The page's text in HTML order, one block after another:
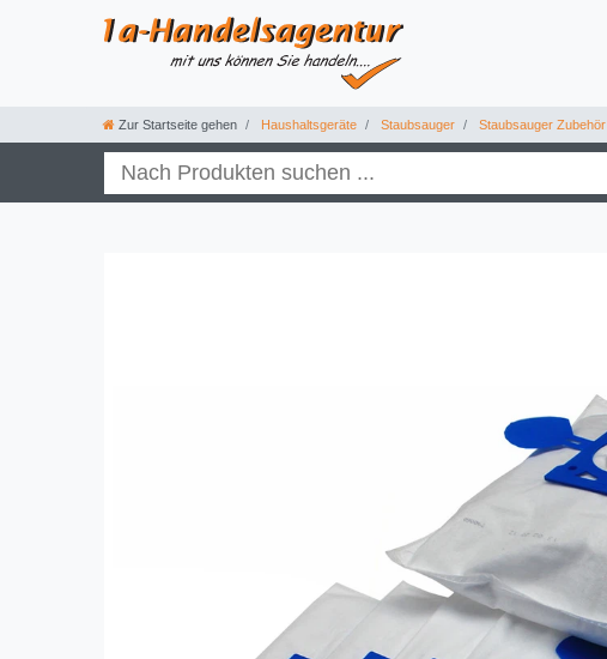
Zur Startseite gehen Haushaltsgeräte Staubsauger Staubsauger Zubehör